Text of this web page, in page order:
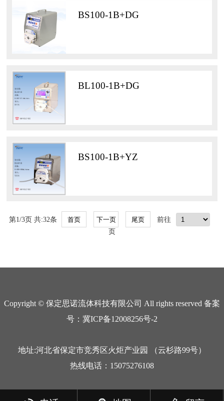
BS100-1B+DG
BL100-1B+DG
BS100-1B+YZ
第1/3页 共:32条
前往
页
Copyright © 保定思诺流体科技有限公司 All rights reserved 备案
号：冀ICP备12008256号-2
地址:河北省保定市竞秀区火炬产业园 （云杉路99号）
热线电话：15075276108